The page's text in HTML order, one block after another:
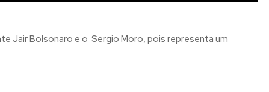
Jair Bolsonaro e o Sergio Moro, pois representa um